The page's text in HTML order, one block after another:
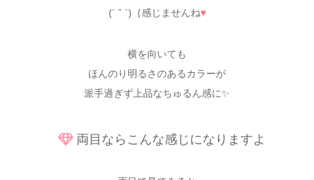
(´ ˘ `)｛感じませんね♥
横を向いても
ほんのり明るさのあるカラーが
派手過ぎず上品なちゅるん感に✨
両目ならこんな感じになりますよ